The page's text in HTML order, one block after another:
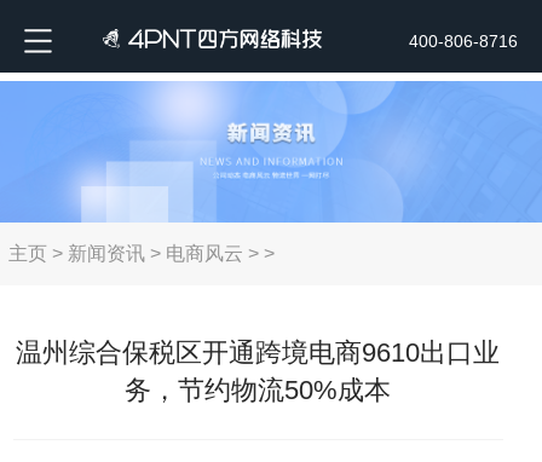
400-806-8716
主页> 新闻资讯> 电商风云 > >
温州综合保税区开通跨境电商9610出口业
务，节约物流50%成本